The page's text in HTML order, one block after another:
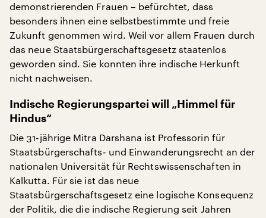
demonstrierenden Frauen – befürchtet, dass
besonders ihnen eine selbstbestimmte und freie
Zukunft genommen wird. Weil vor allem Frauen durch
das neue Staatsbürgerschaftsgesetz staatenlos
geworden sind. Sie konnten ihre indische Herkunft
nicht nachweisen.
Indische Regierungspartei will „Himmel für
Hindus“
Die 31-jährige Mitra Darshana ist Professorin für
Staatsbürgerschafts- und Einwanderungsrecht an der
nationalen Universität für Rechtswissenschaften in
Kalkutta. Für sie ist das neue
Staatsbürgerschaftsgesetz eine logische Konsequenz
der Politik, die die indische Regierung seit Jahren